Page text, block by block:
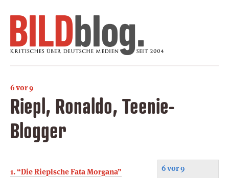
6 vor 9
Riepl, Ronaldo, Teenie-
Blogger
6 vor 9
1. “Die Rieplsche Fata Morgana”